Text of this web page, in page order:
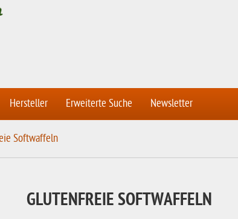
Hersteller Erweiterte Suche Newsletter
Softwaffeln
GLUTENFREIE SOFTWAFFELN